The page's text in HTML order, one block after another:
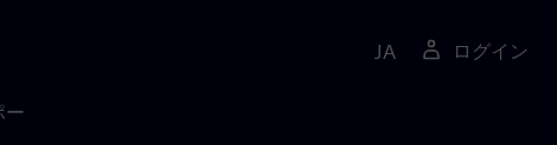
ー
JA ログイン